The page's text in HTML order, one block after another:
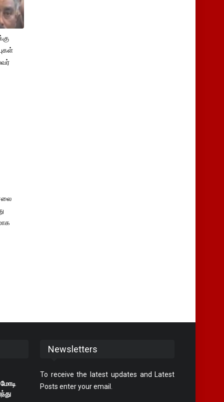
Newsletters
To receive the latest updates and Latest
Posts enter your email.